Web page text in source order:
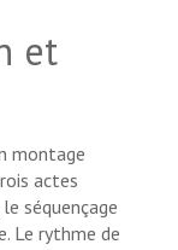
et
montage
actes
séquençage
Le rythme de